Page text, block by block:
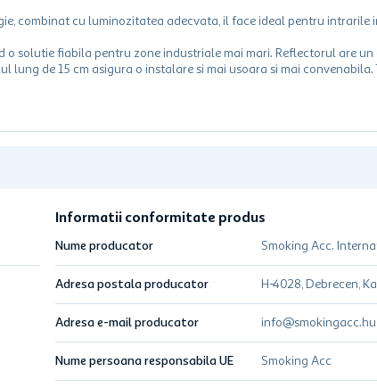
combinat cu luminozitatea adecvata, il face ideal pentru intrarile
solutie fiabila pentru zone industriale mai mari. Reflectorul are un
lung de 15 cm asigura o instalare si mai usoara si mai convenabila.
Informatii conformitate produs
Nume producator Smoking Acc.
Adresa postala producator H-4028, Debrecen,
Adresa e-mail producator info@smokingacc.hu
Nume persoana responsabila UE Smoking Acc